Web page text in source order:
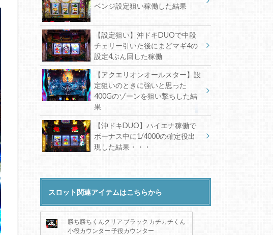
ベンジ設定狙い稼働した結果
【設定狙い】沖ドキDUOで中段
チェリー引いた後にまどマギ4の
設定4ぶん回した稼働
【アクエリオンオールスター】設
定狙いのときに強いと思った
400Gのゾーンを狙い撃ちした結
果
【沖ドキDUO】ハイエナ稼働で
ボーナス中に1/4000の確定役出
現した結果・・・
スロット関連アイテムはこちらから
勝ち勝ちくんクリア ブラック カチカチくん
小役カウンター 子役カウンター